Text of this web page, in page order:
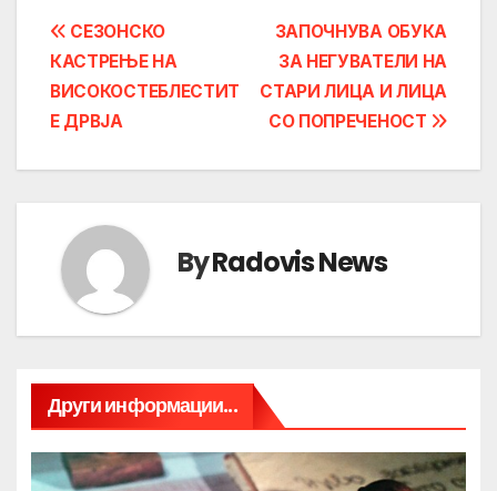
Post
navigation
ЗАПОЧНУВА ОБУКА
ЗА НЕГУВАТЕЛИ НА
СТАРИ ЛИЦА И ЛИЦА
СО ПОПРЕЧЕНОСТ
СЕЗОНСКО
КАСТРЕЊЕ НА
ВИСОКОСТЕБЛЕСТИТ
Е ДРВЈА
ByRadovis News
Други информации...